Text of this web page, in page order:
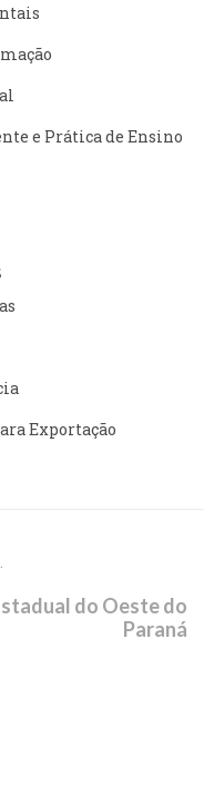
e Prática de Ensino
Exportação
do Oeste do
Paraná